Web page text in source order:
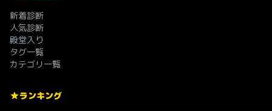
新着診断
人気診断
殿堂入り
タグ一覧
カテゴリ一覧
ランキング